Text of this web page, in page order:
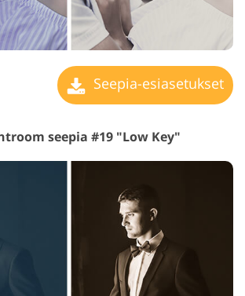
Seepia-esiasetukset
seepia #19 "Low Key"